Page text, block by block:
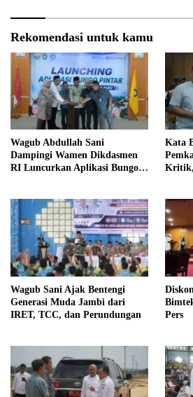
Rekomendasi untuk kamu
Wagub Abdullah Sani
Dampingi Wamen Dikdasmen
RI Luncurkan Aplikasi Bungo
Kata
Kritik,
Wagub Sani Ajak Bentengi
Generasi Muda Jambi dari
IRET, TCC, dan Perundungan
Pers